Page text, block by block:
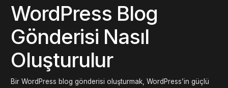
WordPress Blog
Gönderisi Nasıl
Oluşturulur
Bir WordPress blog gönderisi oluşturmak, WordPress’in güçlü